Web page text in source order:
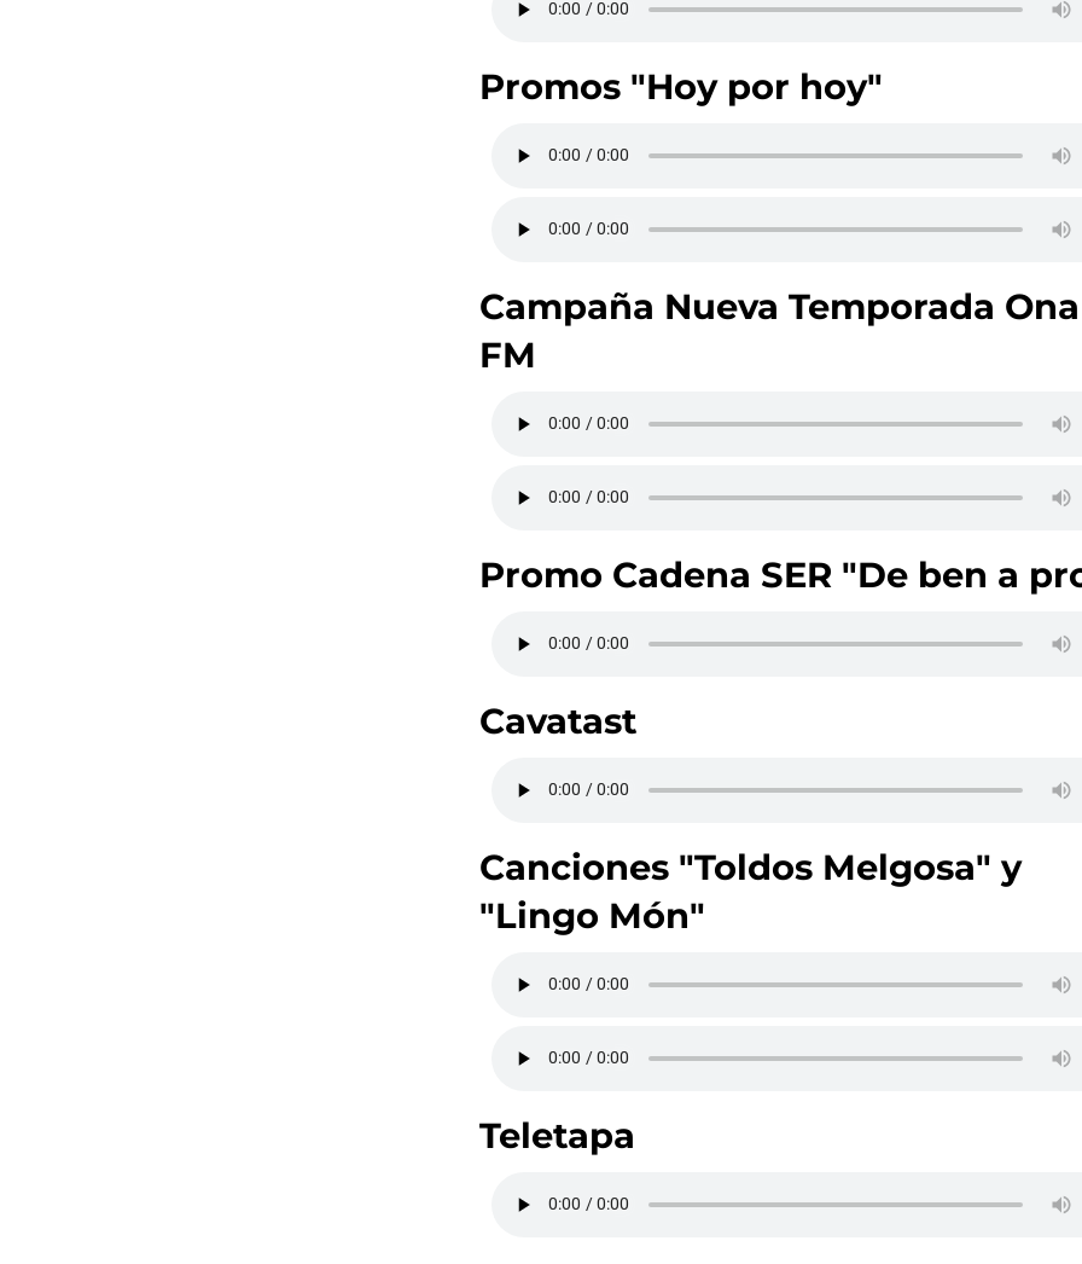
Promos "Hoy por hoy"
Campaña Nueva Temporada Ona
FM
Promo Cadena SER "De ben a
Cavatast
Canciones "Toldos Melgosa" y
"Lingo Món"
Teletapa